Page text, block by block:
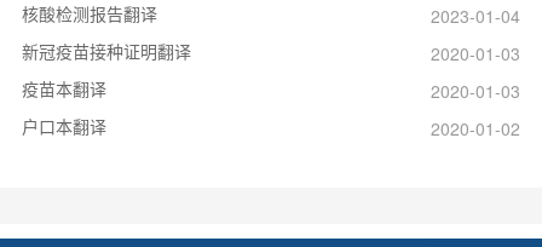
核酸检测报告翻译
2023-01-04
新冠疫苗接种证明翻译
2020-01-03
疫苗本翻译
2020-01-03
户口本翻译
2020-01-02